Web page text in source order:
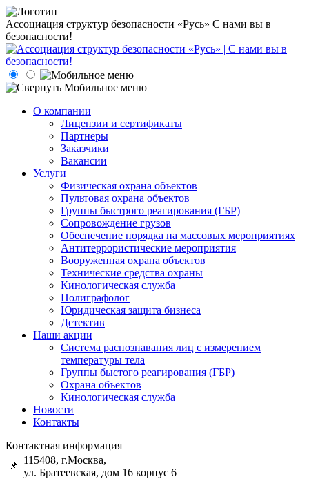
Ассоциация структур безопасности «Русь» С нами вы в
безопасности!
О компании
Лицензии и сертификаты
Партнеры
Заказчики
Вакансии
Услуги
Физическая охрана объектов
Пультовая охрана объектов
Группы быстрого реагирования (ГБР)
Сопровождение грузов
Обеспечение порядка на массовых мероприятиях
Антитеррористические мероприятия
Вооруженная охрана объектов
Технические средства охраны
Кинологическая служба
Полиграфолог
Юридическая защита бизнеса
Детектив
Наши акции
Система распознавания лиц с измерением
температуры тела
Группы быстого реагирования (ГБР)
Охрана объектов
Кинологическая служба
Новости
Контакты
Контактная информация
📌
115408, г.Москва,
ул. Братеевская, дом 16 корпус 6